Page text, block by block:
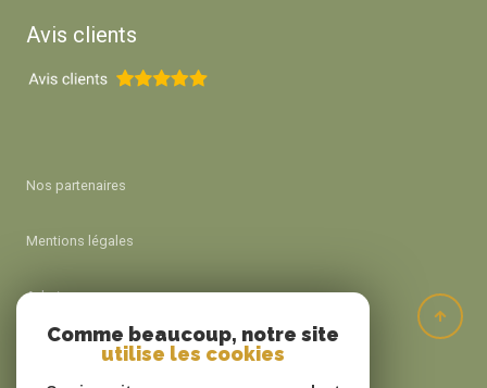
Avis clients
Nos partenaires
Mentions légales
Admin
Nos honoraires
Comme beaucoup, notre site
utilise les cookies